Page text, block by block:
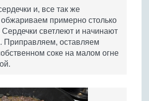
и, все так же
примерно столько
светлеют и начинают
Приправляем, оставляем
соке на малом огне